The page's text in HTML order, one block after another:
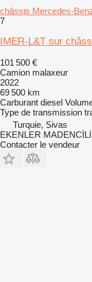
châssis Mercedes-
7
IMER-L&T sur
101 500 €
Camion malaxeur
2022
69 500 km
Carburant diesel
Type de transmission
Turquie, Sivas
EKENLER
Contacter le vendeur